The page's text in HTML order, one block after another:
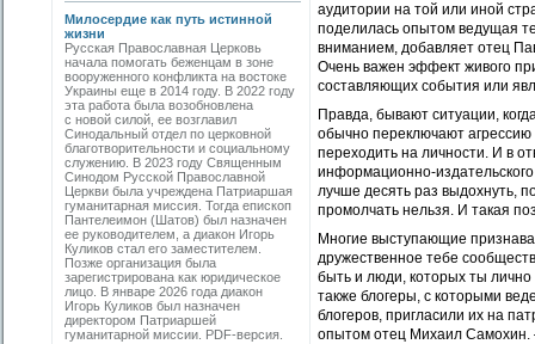
Милосердие как путь истинной
жизни
Русская Православная Церковь
начала помогать беженцам в зоне
вооруженного конфликта на востоке
Украины еще в 2014 году. В 2022 году
эта работа была возобновлена
с новой силой, ее возглавил
Синодальный отдел по церковной
благотворительности и социальному
служению. В 2023 году Священным
Синодом Русской Православной
Церкви была учреждена Патриаршая
гуманитарная миссия. Тогда епископ
Пантелеимон (Шатов) был назначен
ее руководителем, а диакон Игорь
Куликов стал его заместителем.
Позже организация была
зарегистрирована как юридическое
лицо. В январе 2026 года диакон
Игорь Куликов был назначен
директором Патриаршей
гуманитарной миссии. PDF-версия.
аудитории на той или иной
поделилась опытом ведущая
вниманием, добавляет отец
Очень важен эффект живого
составляющих события или
Правда, бывают ситуации,
обычно переключают агрессию
переходить на личности. И в
информационно-
лучше десять раз выдохнуть,
промолчать нельзя. И такая
Многие выступающие
дружественное тебе
быть и люди, которых ты
также блогеры, с которыми
блогеров, пригласили их на
опытом отец Михаил Самохин.